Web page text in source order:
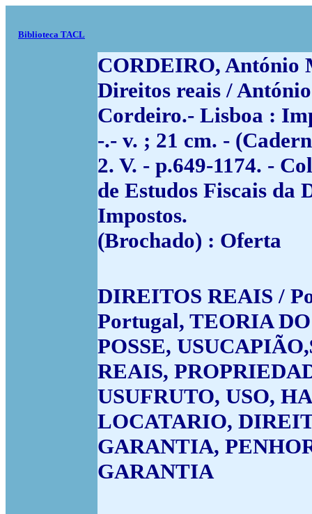
Biblioteca TACL
CORDEIRO, António
Direitos reais /
Cordeiro.- Lisboa :
-.- v. ; 21 cm. -
2. V. - p.649-1174. -
de Estudos Fiscais da
Impostos.
(Brochado) : Oferta
DIREITOS REAIS /
Portugal, TEORIA
POSSE,
REAIS,
USUFRUTO, USO,
LOCATARIO,
GARANTIA,
GARANTIA